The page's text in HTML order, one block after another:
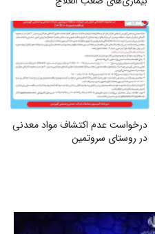
درخواست عدم اکتشاف مواد معدنی
در روستای سروتمین